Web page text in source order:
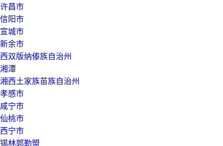
许昌市
信阳市
宣城市
新余市
西双版纳傣族自治州
湘潭
湘西土家族苗族自治州
孝感市
咸宁市
仙桃市
西宁市
锡林郭勒盟